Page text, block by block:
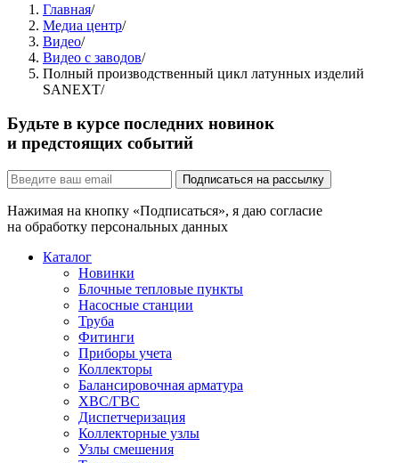
Главная/
Медиа центр/
Видео/
Видео с заводов/
Полный производственный цикл латунных изделий
SANEXT/
Будьте в курсе последних новинок
и предстоящих событий
Подписаться на рассылку
Нажимая на кнопку «Подписаться», я даю согласие
на обработку персональных данных
Каталог
Новинки
Блочные тепловые пункты
Насосные станции
Труба
Фитинги
Приборы учета
Коллекторы
Балансировочная арматура
ХВС/ГВС
Диспетчеризация
Коллекторные узлы
Узлы смешения